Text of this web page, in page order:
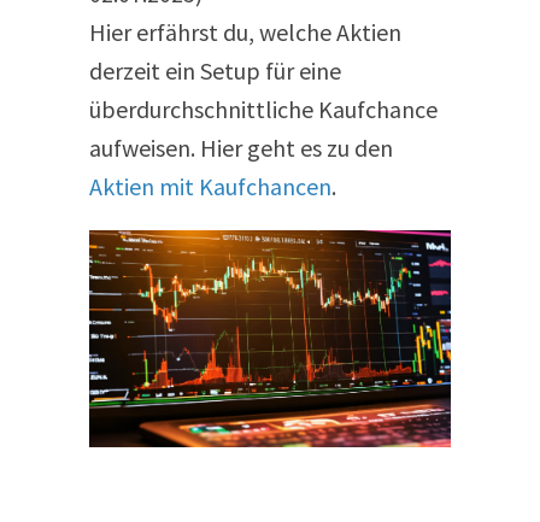
Hier erfährst du, welche Aktien
derzeit ein Setup für eine
überdurchschnittliche Kaufchance
aufweisen. Hier geht es zu den
Aktien mit Kaufchancen.